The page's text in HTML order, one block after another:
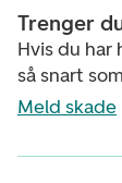
Trenger
Hvis du
så snart
Meld skade